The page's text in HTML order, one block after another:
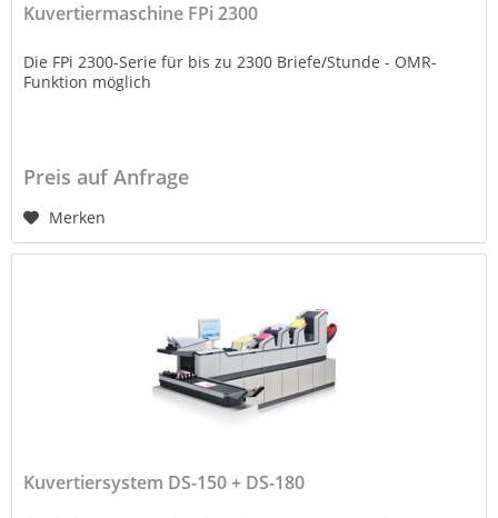
Kuvertiermaschine FPi 2300
Die FPi 2300-Serie für bis zu 2300 Briefe/Stunde - OMR-
Funktion möglich
Preis auf Anfrage
Merken
Kuvertiersystem DS-150 + DS-180